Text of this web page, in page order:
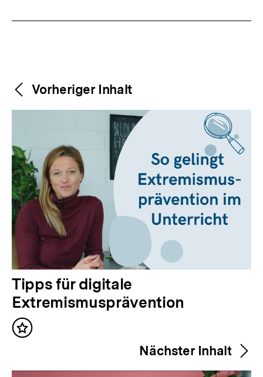
Weitere
Inhalte
Content-
Navigation
Vorheriger Inhalt
V
o
r
h
Tipps für digitale
Extremismusprävention
Inhalt
Nächster Inhalt